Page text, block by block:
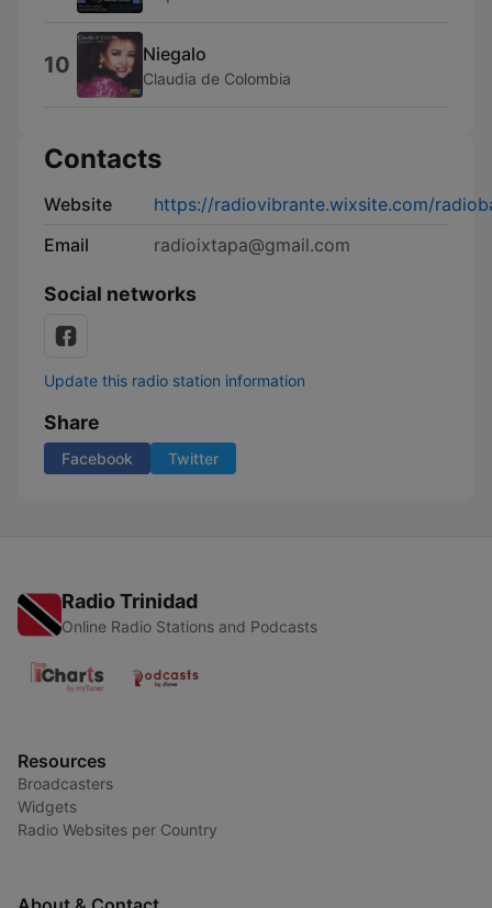
10 Niegalo
Claudia de Colombia
Contacts
Website
https://radiovibrante.wixsite.com/
Email
radioixtapa@gmail.com
Social networks
Update this radio station information
Share
Facebook Twitter
Radio Trinidad
Online Radio Stations and Podcasts
Resources
Broadcasters
Widgets
Radio Websites per Country